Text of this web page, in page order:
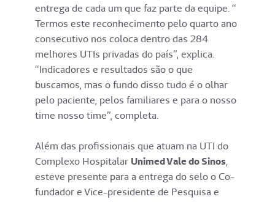
entrega de cada um que faz parte da equipe. “
Termos este reconhecimento pelo quarto ano
consecutivo nos coloca dentro das 284
melhores UTIs privadas do país”, explica.
“Indicadores e resultados são o que
buscamos, mas o fundo disso tudo é o olhar
pelo paciente, pelos familiares e para o nosso
time nosso time”, completa.
Além das profissionais que atuam na UTI do
Complexo Hospitalar Unimed Vale do Sinos,
esteve presente para a entrega do selo o Co-
fundador e Vice-presidente de Pesquisa e